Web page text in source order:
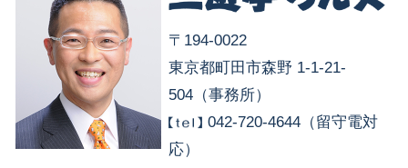
〒194-0022
東京都町田市森野 1-1-21-
504（事務所）
042-720-4644（留守電対
応）